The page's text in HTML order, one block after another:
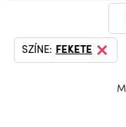
SZÍNE: FEKETE